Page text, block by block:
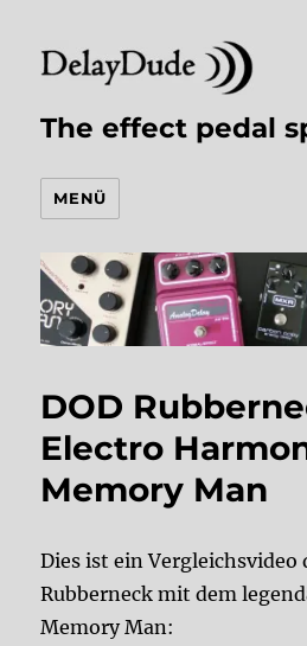
The effect pedal
MENÜ
DOD
Electro
Memory Man
Dies ist ein Vergleichsvideo
Rubberneck mit dem
Memory Man: